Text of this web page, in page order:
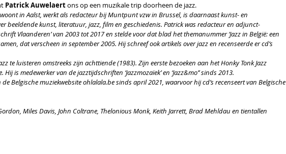
Patrick Auwelaert ons op een muzikale trip doorheen de jazz.
in Aalst, werkt als redacteur bij Muntpunt vzw in Brussel, is daarnaast kunst- en
beeldende kunst, literatuur, jazz, film en geschiedenis. Patrick was redacteur en adjunct-
Vlaanderen’ van 2003 tot 2017 en stelde voor dat blad het themanummer ‘Jazz in België: een
dat verscheen in september 2005. Hij schreef ook artikels over jazz en recenseerde er cd’s
te luisteren omstreeks zijn achttiende (1983). Zijn eerste bezoeken aan het Honky Tonk Jazz
is medewerker van de jazztijdschriften ‘Jazzmozaïek’ en ‘Jazz&mo’’ sinds 2013.
de Belgische muziekwebsite ohlalala.be sinds april 2021, waarvoor hij cd’s recenseert van Belgische
Miles Davis, John Coltrane, Thelonious Monk, Keith Jarrett, Brad Mehldau en tientallen